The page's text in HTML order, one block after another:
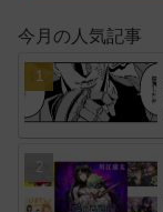
今月の人気記事